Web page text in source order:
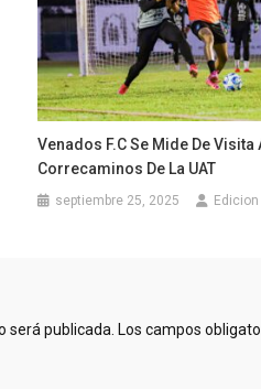
Venados F.C Se Mide De Visita
Correcaminos De La UAT
septiembre 25, 2025 Edicion
será publicada. Los campos